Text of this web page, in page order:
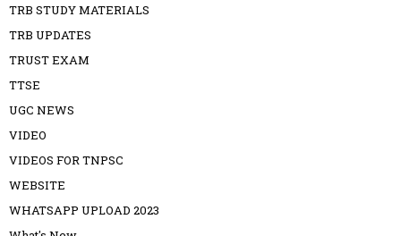
TRB STUDY MATERIALS
TRB UPDATES
TRUST EXAM
TTSE
UGC NEWS
VIDEO
VIDEOS FOR TNPSC
WEBSITE
WHATSAPP UPLOAD 2023